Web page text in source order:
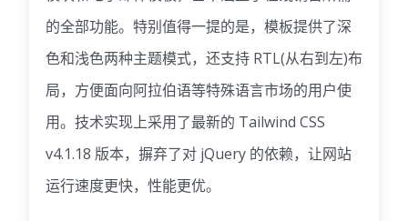
的全部功能。特别值得一提的是，模板提供了深
色和浅色两种主题模式，还支持 RTL(从右到左)布
局，方便面向阿拉伯语等特殊语言市场的用户使
用。技术实现上采用了最新的 Tailwind CSS
v4.1.18 版本，摒弃了对 jQuery 的依赖，让网站
运行速度更快，性能更优。